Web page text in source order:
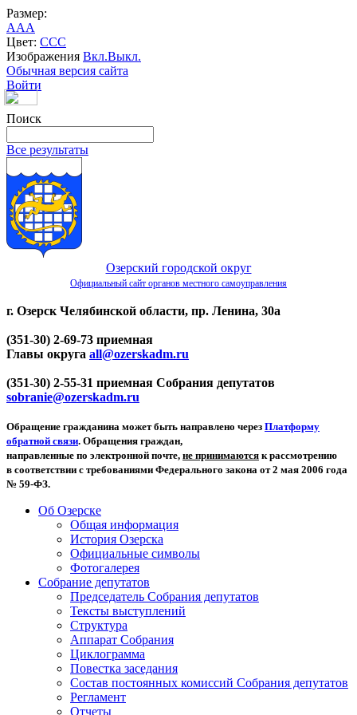
Размер:
AAA
Цвет: CCC
Изображения Вкл.Выкл.
Обычная версия сайта
Войти
Поиск
Все результаты
Озерский городской округ
Официальный сайт органов местного самоуправления
г. Озерск Челябинской области, пр. Ленина, 30а
(351-30) 2-69-73 приемная
Главы округа all@ozerskadm.ru
(351-30) 2-55-31 приемная Собрания депутатов
sobranie@ozerskadm.ru
Обращение гражданина может быть направлено через Платформу
обратной связи. Обращения граждан,
направленные по электронной почте, не принимаются к рассмотрению
в соответствии с требованиями Федерального закона от 2 мая 2006 года
№ 59-ФЗ.
Об Озерске
Общая информация
История Озерска
Официальные символы
Фотогалерея
Собрание депутатов
Председатель Собрания депутатов
Тексты выступлений
Структура
Аппарат Собрания
Циклограмма
Повестка заседания
Состав постоянных комиссий Собрания депутатов
Регламент
Отчеты